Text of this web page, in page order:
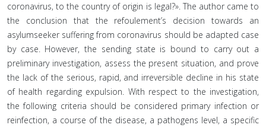
coronavirus, to the country of origin is legal?». The author came to
the conclusion that the refoulement’s decision towards an
asylumseeker suffering from coronavirus should be adapted case
by case. However, the sending state is bound to carry out a
preliminary investigation, assess the present situation, and prove
the lack of the serious, rapid, and irreversible decline in his state
of health regarding expulsion. With respect to the investigation,
the following criteria should be considered primary infection or
reinfection, a course of the disease, a pathogens level, a specific